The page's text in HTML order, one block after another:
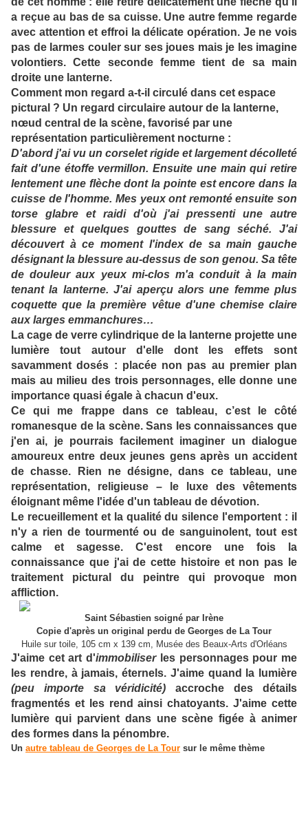
a reçue au bas de sa cuisse. Une autre femme regarde
avec attention et effroi la délicate opération. Je ne vois
pas de larmes couler sur ses joues mais je les imagine
volontiers. Cette seconde femme tient de sa main
droite une lanterne.
Comment mon regard a-t-il circulé dans cet espace
pictural ? Un regard circulaire autour de la lanterne,
nœud central de la scène, favorisé par une
représentation particulièrement nocturne :
D'abord j'ai vu un corselet rigide et largement décolleté
fait d'une étoffe vermillon. Ensuite une main qui retire
lentement une flèche dont la pointe est encore dans la
cuisse de l'homme. Mes yeux ont remonté ensuite son
torse glabre et raidi d'où j'ai pressenti une autre
blessure et quelques gouttes de sang séché. J'ai
découvert à ce moment l'index de sa main gauche
désignant la blessure au-dessus de son genou. Sa tête
de douleur aux yeux mi-clos m'a conduit à la main
tenant la lanterne. J'ai aperçu alors une femme plus
coquette que la première vêtue d'une chemise claire
aux larges emmanchures…
La cage de verre cylindrique de la lanterne projette une
lumière tout autour d'elle dont les effets sont
savamment dosés : placée non pas au premier plan
mais au milieu des trois personnages, elle donne une
importance quasi égale à chacun d'eux.
Ce qui me frappe dans ce tableau, c’est le côté
romanesque de la scène. Sans les connaissances que
j'en ai, je pourrais facilement imaginer un dialogue
amoureux entre deux jeunes gens après un accident
de chasse. Rien ne désigne, dans ce tableau, une
représentation, religieuse – le luxe des vêtements
éloignant même l'idée d'un tableau de dévotion.
Le recueillement et la qualité du silence l'emportent : il
n'y a rien de tourmenté ou de sanguinolent, tout est
calme et sagesse. C'est encore une fois la
connaissance que j'ai de cette histoire et non pas le
traitement pictural du peintre qui provoque mon
affliction.
Saint Sébastien soigné par Irène
Copie d'après un original perdu de Georges de La Tour
Huile sur toile, 105 cm x 139 cm, Musée des Beaux-Arts d'Orléans
J'aime cet art d'immobiliserles personnages pour me
les rendre, à jamais, éternels. J'aime quand la lumière
(peu importe sa véridicité) accroche des détails
fragmentés et les rend ainsi chatoyants. J'aime cette
lumière qui parvient dans une scène figée à animer
des formes dans la pénombre.
Un autre tableau de Georges de La Tour sur le même thème